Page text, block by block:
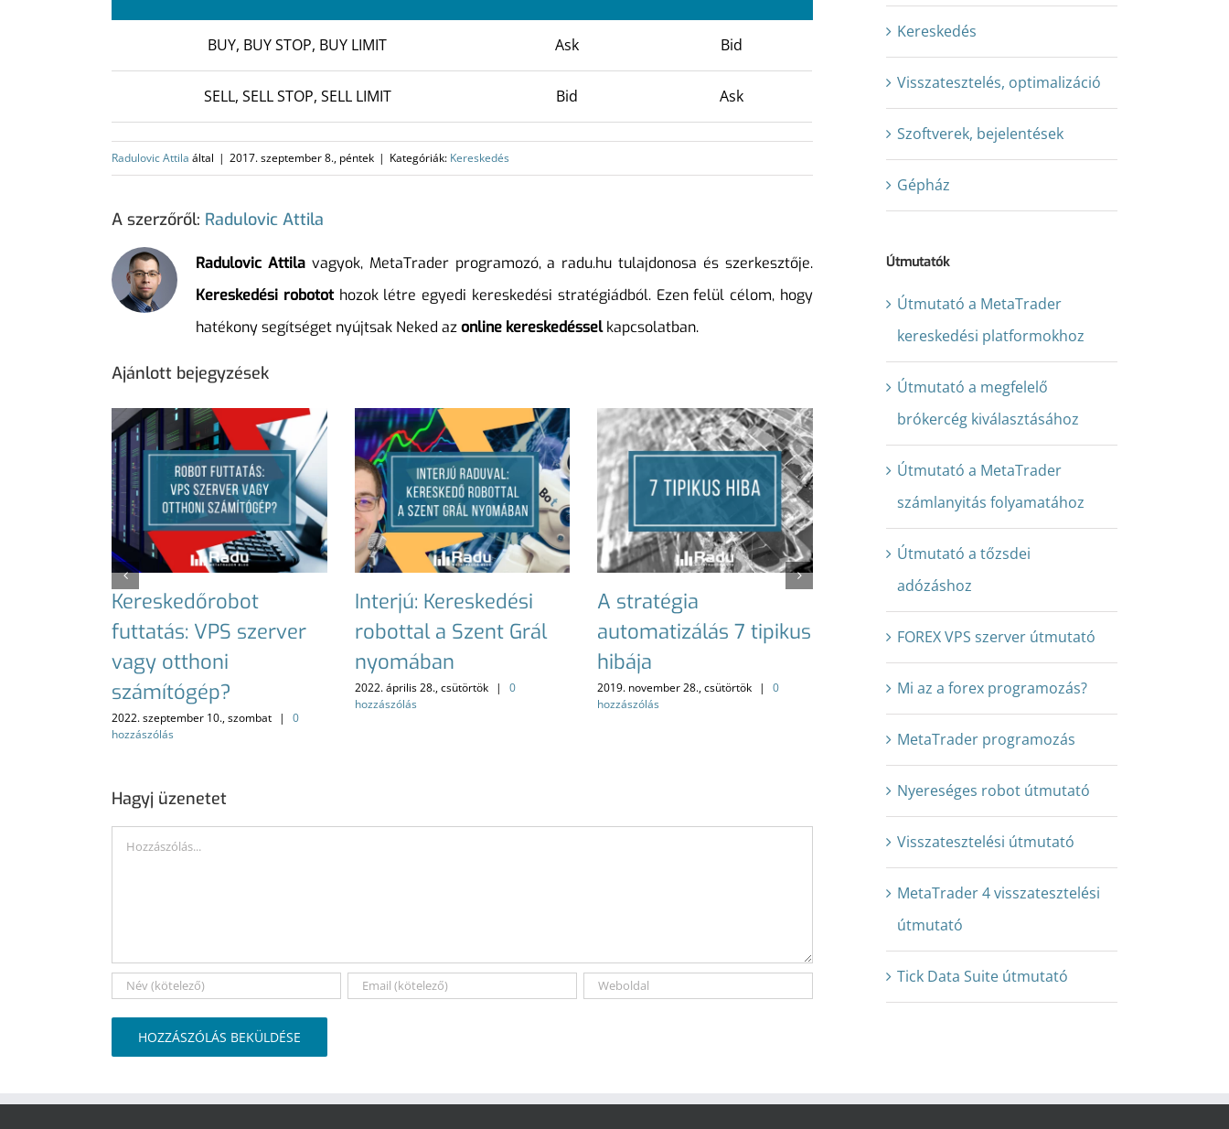
BUY, BUY STOP, BUY LIMIT Ask Bid
SELL, SELL STOP, SELL LIMIT Bid Ask
Radulovic Attila által | 2017. szeptember 8., péntek | Kategóriák: Kereskedés
A szerzőről: Radulovic Attila
Radulovic Attilavagyok, MetaTrader programozó, a radu.hu tulajdonosa és szerkesztője.
Kereskedési robotothozok létre egyedi kereskedési stratégiádból. Ezen felül célom, hogy
hatékony segítséget nyújtsak Neked azonline kereskedésselkapcsolatban.
Ajánlott bejegyzések
Kereskedőrobot
futtatás: VPS szerver
vagy otthoni
számítógép?
2022. szeptember 10., szombat |
0
hozzászólás
Interjú: Kereskedési
robottal a Szent Grál
nyomában
2022. április 28., csütörtök |
0
hozzászólás
A stratégia
automatizálás 7 tipikus
hibája
2019. november 28., csütörtök |
0
hozzászólás
kereskedési stratégia
előnyei a
során
2019. október 22., kedd
Hagyj üzenetet
Hozzászólás
Kereskedés
Visszatesztelés, optimalizáció
Szoftverek, bejelentések
Gépház
Útmutatók
Útmutató a MetaTrader
kereskedési platformokhoz
Útmutató a megfelelő
brókercég kiválasztásához
Útmutató a MetaTrader
számlanyitás folyamatához
Útmutató a tőzsdei
adózáshoz
FOREX VPS szerver útmutató
Mi az a forex programozás?
MetaTrader programozás
Nyereséges robot útmutató
Visszatesztelési útmutató
MetaTrader 4 visszatesztelési
útmutató
Tick Data Suite útmutató